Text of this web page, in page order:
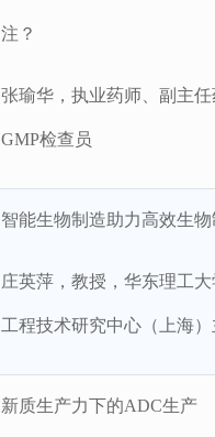
注？
张瑜华，执业药师、副主任
GMP检查员
智能生物制造助力高效生物
庄英萍，教授，华东理工
工程技术研究中心（上海
新质生产力下的ADC生产